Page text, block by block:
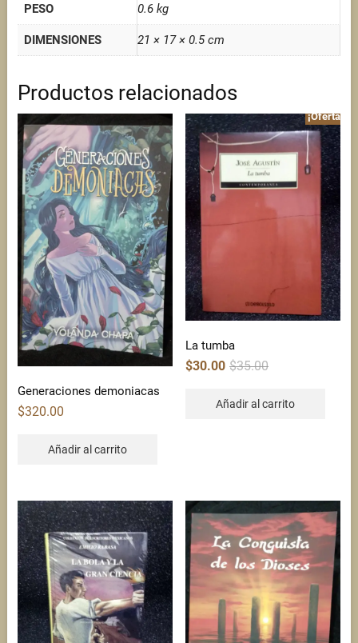
PESO 0.6 kg
DIMENSIONES 21 × 17 × 0.5 cm
Productos relacionados
Generaciones demoniacas
$320.00
Añadir al carrito
¡Oferta!
La tumba
$35.00
$30.00
Añadir al carrito